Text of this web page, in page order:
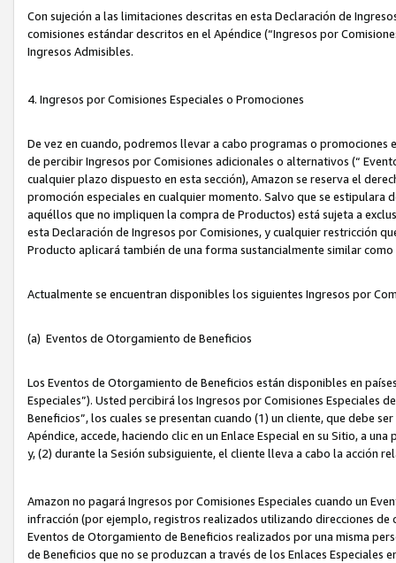
Con sujeción a las limitaciones descritas en esta Declaración de
comisiones estándar descritos en el Apéndice (“Ingresos por
Ingresos Admisibles.
4. Ingresos por Comisiones Especiales o Promociones
De vez en cuando, podremos llevar a cabo programas o
de percibir Ingresos por Comisiones adicionales o alternativos (“
cualquier plazo dispuesto en esta sección), Amazon se reserva el
promoción especiales en cualquier momento. Salvo que se
aquéllos que no impliquen la compra de Productos) está sujeta a
esta Declaración de Ingresos por Comisiones, y cualquier restricción
Producto aplicará también de una forma sustancialmente similar
Actualmente se encuentran disponibles los siguientes Ingresos por
(a) Eventos de Otorgamiento de Beneficios
Los Eventos de Otorgamiento de Beneficios están disponibles en
Especiales”). Usted percibirá los Ingresos por Comisiones Especiales
Beneficios”, los cuales se presentan cuando (1) un cliente, que debe
Apéndice, accede, haciendo clic en un Enlace Especial en su Sitio, a
y, (2) durante la Sesión subsiguiente, el cliente lleva a cabo la acción
Amazon no pagará Ingresos por Comisiones Especiales cuando un
infracción (por ejemplo, registros realizados utilizando direcciones
Eventos de Otorgamiento de Beneficios realizados por una misma
de Beneficios que no se produzcan a través de los Enlaces Especiales